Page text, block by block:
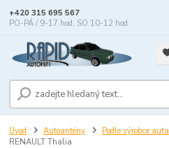
+420 315 695 567
PO-PÁ / 9-17 hod, SO 10-12 hod
Úvod Autoantény Podle výrobce auta
RENAULT Thalia